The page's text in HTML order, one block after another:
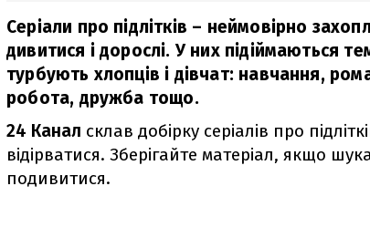
Серіали про підлітків – неймовірно
дивитися і дорослі. У них підіймаються
турбують хлопців і дівчат: навчання,
робота, дружба тощо.
24 Канал склав добірку серіалів про
відірватися. Зберігайте матеріал, якщо
подивитися.